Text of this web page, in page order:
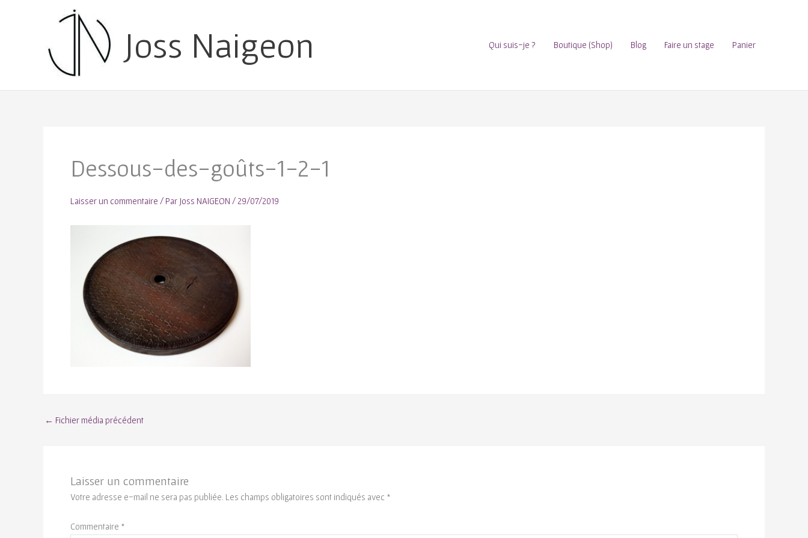
Joss Naigeon Qui suis-je ? Boutique (Shop) Blog Faire un stage Panier
Dessous-des-goûts-1-2-1
Laisser un commentaire / Par Joss NAIGEON / 29/07/2019
← Fichier média précédent
Laisser un commentaire
Votre adresse e-mail ne sera pas publiée. Les champs obligatoires sont indiqués avec *
Commentaire *